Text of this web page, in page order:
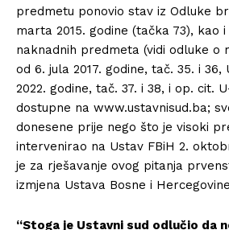
predmetu ponovio stav iz Odluke
marta 2015. godine (tačka 73), kao
naknadnih predmeta (vidi odluke o
od 6. jula 2017. godine, tač. 35. i 36,
2022. godine, tač. 37. i 38, i op. cit.
dostupne na www.ustavnisud.ba;
donesene prije nego što je visoki
intervenirao na Ustav FBiH 2.
je za rješavanje ovog pitanja
izmjena Ustava Bosne i
“Stoga je Ustavni sud odlučio da